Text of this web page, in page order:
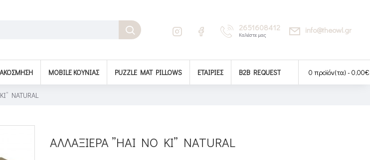
2651608412
Καλέστε μας
info@theowl.gr
MOBILE ΚΟΎΝΙΑΣ PUZZLE MAT PILLOWS ΕΤΑΙΡΊΕΣ B2B REQUEST 0 προϊόν(τα) - 0,00€
NATURAL
ΑΛΛΑΞΙΕΡΑ ”HAI NO KI” NATURAL